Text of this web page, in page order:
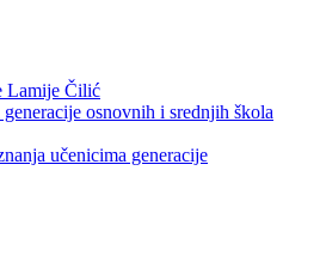
Lamije Čilić
osnovnih i srednjih škola
učenicima generacije